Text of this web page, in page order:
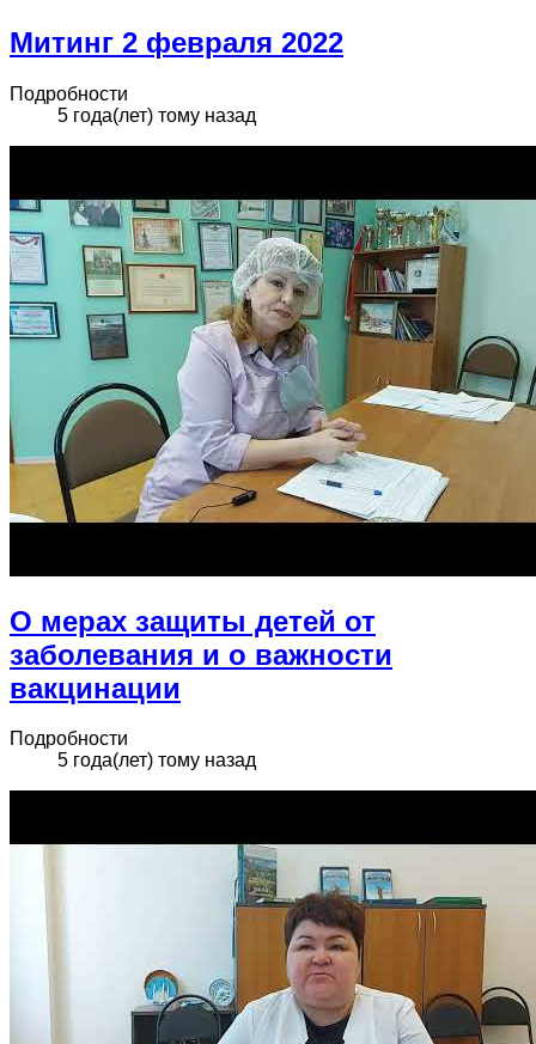
Митинг 2 февраля 2022
Подробности
5 года(лет) тому назад
О мерах защиты детей от
заболевания и о важности
вакцинации
Подробности
5 года(лет) тому назад